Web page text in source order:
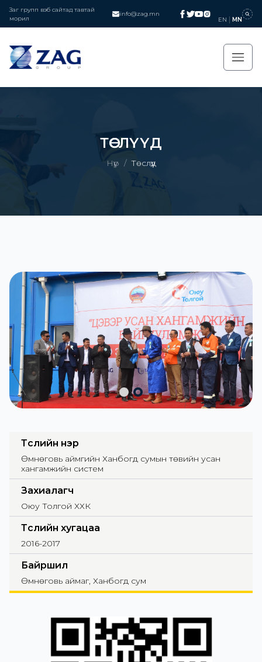
Заг групп вэб сайтад тавтай
морил
info@zag.mn
EN MN
ТӨСЛҮҮД
Нүүр / Төслүүд
Төслийн нэр
Өмнөговь аймгийн Ханбогд сумын төвийн усан
хангамжийн систем
Захиалагч
Оюу Толгой ХХК
Төслийн хугацаа
2016-2017
Байршил
Өмнөговь аймаг, Ханбогд сум